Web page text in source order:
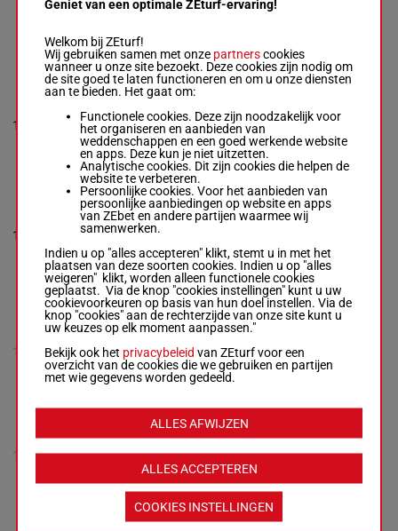
10
PEIGI
Luke Campbell-
Steve Wolfe
M/3 -
M/355.5
kg
10
11
WE LOVE
Casey Hunter-
Paul Hunter
Box: 4 -M/4 -
55.5 kg
6p 5p
M/455.5
12
MISS
BANOFFEE NS
Rés.2 -Mark
Westthorp
M/5 -56 kg
9p 6p 7p
M/556 kg 9p 6p 7p
13
Rés.3-Brett
Pope
0p 7p 7p
M/3kg
0p 7p 7p
Geniet van een optimale ZEturf-ervaring!
Welkom bij ZEturf!
Wij gebruiken samen met onze partnerscookies
wanneer u onze site bezoekt. Deze cookies zijn nodig om
de site goed te laten functioneren en om u onze diensten
aan te bieden. Het gaat om:
Functionele cookies. Deze zijn noodzakelijk voor
het organiseren en aanbieden van
weddenschappen en een goed werkende website
en apps. Deze kun je niet uitzetten.
Analytische cookies. Dit zijn cookies die helpen de
website te verbeteren.
Persoonlijke cookies. Voor het aanbieden van
persoonlijke aanbiedingen op website en apps
van ZEbet en andere partijen waarmee wij
samenwerken.
Indien u op "alles accepteren" klikt, stemt u in met het
plaatsen van deze soorten cookies. Indien u op "alles
weigeren" klikt, worden alleen functionele cookies
geplaatst. Via de knop "cookies instellingen" kunt u uw
cookievoorkeuren op basis van hun doel instellen. Via de
knop "cookies" aan de rechterzijde van onze site kunt u
uw keuzes op elk moment aanpassen."
Bekijk ook het privacybeleid van ZEturf voor een
overzicht van de cookies die we gebruiken en partijen
met wie gegevens worden gedeeld.
ALLES ACCEPTEREN
ALLES AFWIJZEN
COOKIES INSTELLINGEN